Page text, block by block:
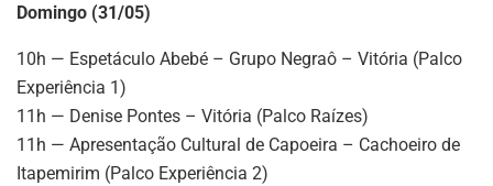
Domingo (31/05)
10h — Espetáculo Abebé – Grupo Negraô – Vitória (Palco
Experiência 1)
11h — Denise Pontes – Vitória (Palco Raízes)
11h — Apresentação Cultural de Capoeira – Cachoeiro de
Itapemirim (Palco Experiência 2)